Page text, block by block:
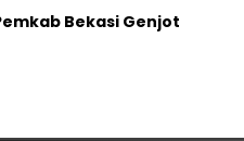
Bekasi Genjot